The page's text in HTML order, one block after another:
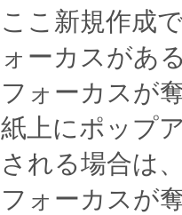
ここ新規作成
ォーカスがあ
フォーカスが
紙上にポップ
される場合は
フォーカスが